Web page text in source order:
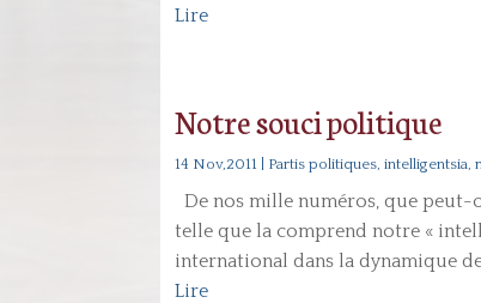
Lire
Notre souci politique
14 Nov,2011 Partis politiques, intelligentsia,
De nos mille numéros, que peut-
telle que la comprend notre «
international dans la dynamique
Lire